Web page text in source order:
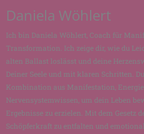
Daniela Wöhlert
Ich bin Daniela Wöhlert, Coach für
Transformation. Ich zeige dir, wie du
alten Ballast loslässt und deine
Deiner Seele und mit klaren Schritten.
Kombination aus Manifestation,
Nervensystemwissen, um dein Leben
Ergebnisse zu erzielen. Mit dem Gesetz
Schöpferkraft zu entfalten und